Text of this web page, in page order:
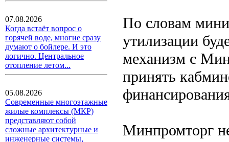
07.08.2026
Когда встаёт вопрос о
горячей воде, многие сразу
думают о бойлере. И это
логично. Центральное
отопление летом...
05.08.2026
Современные многоэтажные
жилые комплексы (МКР)
представляют собой
сложные архитектурные и
инженерные системы,
По словам
утилизации
механизм с
принять
Минпромторг